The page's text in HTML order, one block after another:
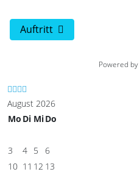
Auftritt
Powered by
August 2026
Mo Di MiDo
3
4 5 6
10 11 12 13